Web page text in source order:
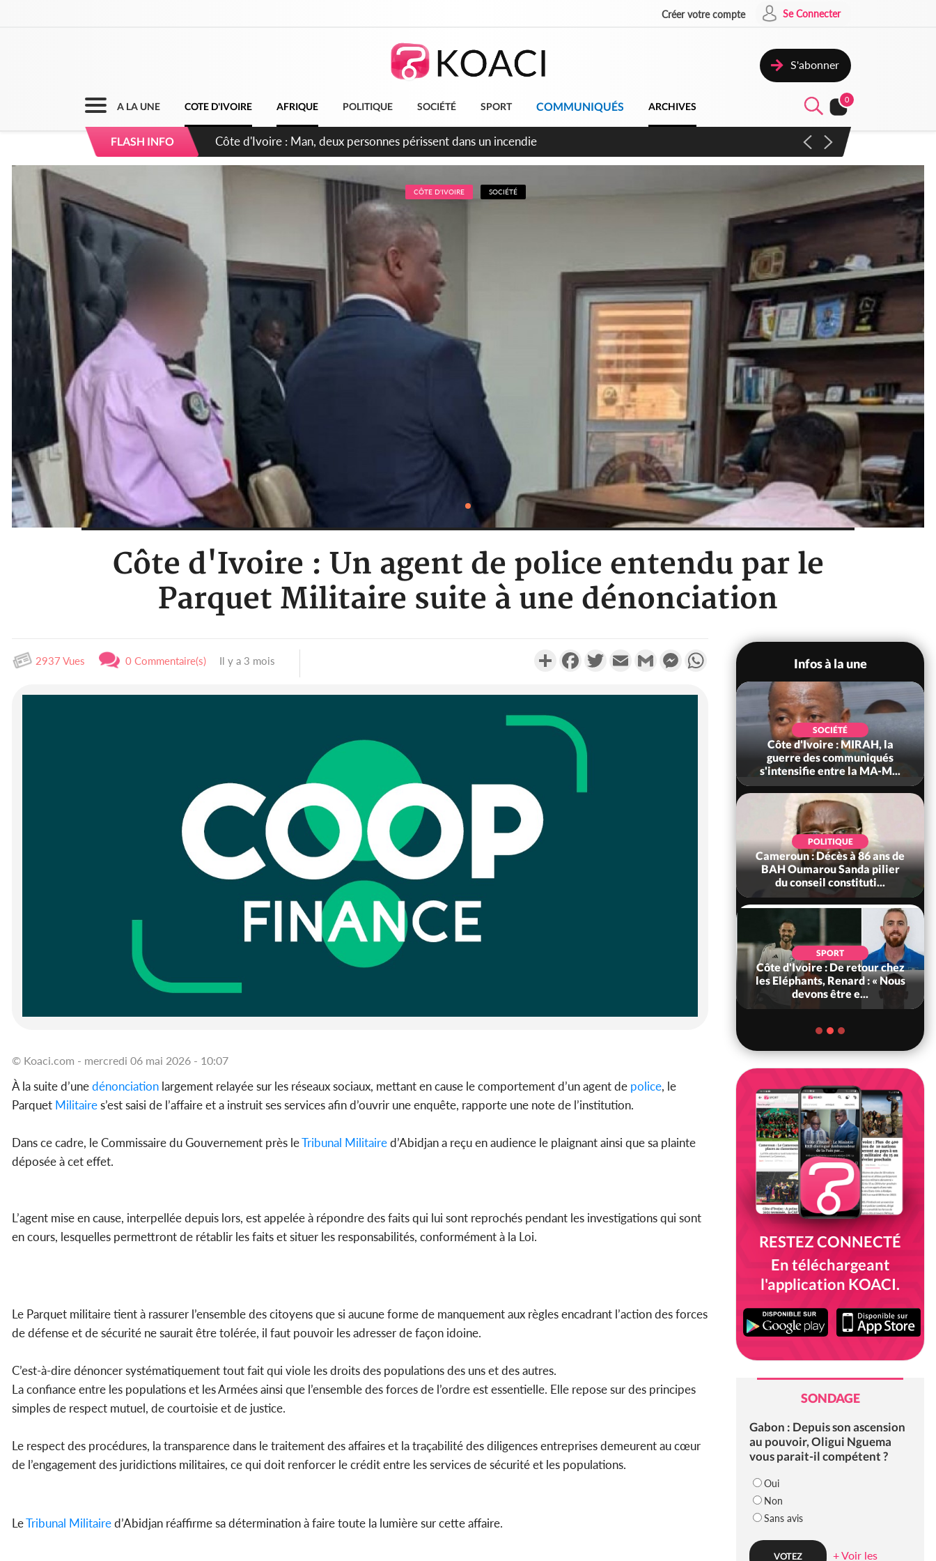
Créer votre compte Se Connecter
S'abonner
A LA UNE COTE D'IVOIRE AFRIQUE POLITIQUE SOCIÉTÉ SPORT COMMUNIQUÉS ARCHIVES
0
FLASH INFO
Côte d'Ivoire : Séileu, la célébration de la fête nationale transformée en vaste campagne contre les produits
dépigmentants dangereux
CÔTE D'IVOIRE SOCIÉTÉ
Côte d'Ivoire : Un agent de police entendu par le
Parquet Militaire suite à une dénonciation
2937 Vues 0 Commentaire(s) Il y a 3 mois PartagerFacebookTwitterEmail Gmail MessengerWhatsApp
© Koaci.com - mercredi 06 mai 2026 - 10:07
À la suite d’unedénonciation largement relayée sur les réseaux sociaux, mettant en cause le comportement d’un agent de police, le
Parquet Militaires’est saisi de l’affaire et a instruit ses services afin d’ouvrir une enquête, rapporte une note de l’institution.
Dans ce cadre, le Commissaire du Gouvernement près leTribunal Militaired’Abidjan a reçu en audience le plaignant ainsi que sa plainte
déposée à cet effet.
L’agent mise en cause, interpellée depuis lors, est appelée à répondre des faits qui lui sont reprochés pendant les investigations qui sont
en cours, lesquelles permettront de rétablir les faits et situer les responsabilités, conformément à la Loi.
Le Parquet militaire tient à rassurer l’ensemble des citoyens que si aucune forme de manquement aux règles encadrant l’action des forces
de défense et de sécurité ne saurait être tolérée, il faut pouvoir les adresser de façon idoine.
C’est-à-dire dénoncer systématiquement tout fait qui viole les droits des populations des uns et des autres.
La confiance entre les populations et les Armées ainsi que l’ensemble des forces de l’ordre est essentielle. Elle repose sur des principes
simples de respect mutuel, de courtoisie et de justice.
Le respect des procédures, la transparence dans le traitement des affaires et la traçabilité des diligences entreprises demeurent au cœur
de l’engagement des juridictions militaires, ce qui doit renforcer le crédit entre les services de sécurité et les populations.
LeTribunal Militaired’Abidjan réaffirme sa détermination à faire toute la lumière sur cette affaire.
Infos à la une
Côte d'Ivoire : Man, deux
personnes périssent dans un
SOCIÉTÉ
Côte d'Ivoire : MIRAH, la
guerre des communiqués
s'intensifie entre la MA-M...
POLITIQUE
Cameroun : Décès à 86 ans de
BAH Oumarou Sanda pilier
du conseil constituti...
SPORT
Côte d'Ivoire : De retour chez
les Eléphants, Renard : « Nous
devons être e...
RESTEZ CONNECTÉ
En téléchargeant
l'application KOACI.
SONDAGE
Gabon : Depuis son ascension
au pouvoir, Oligui Nguema
vous parait-il compétent ?
Oui
Non
Sans avis
+ Voir les